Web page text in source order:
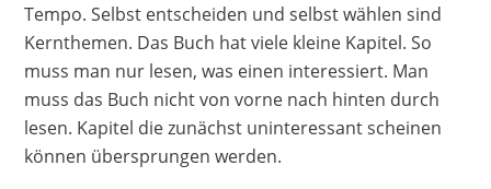
Tempo. Selbst entscheiden und selbst wählen sind
Kernthemen. Das Buch hat viele kleine Kapitel. So
muss man nur lesen, was einen interessiert. Man
muss das Buch nicht von vorne nach hinten durch
lesen. Kapitel die zunächst uninteressant scheinen
können übersprungen werden.